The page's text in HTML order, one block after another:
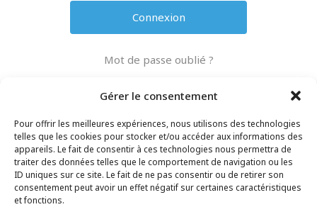
Gérer le consentement
Pour offrir les meilleures expériences, nous utilisons des technologies
telles que les cookies pour stocker et/ou accéder aux informations des
appareils. Le fait de consentir à ces technologies nous permettra de
traiter des données telles que le comportement de navigation ou les
ID uniques sur ce site. Le fait de ne pas consentir ou de retirer son
consentement peut avoir un effet négatif sur certaines caractéristiques
et fonctions.
Mot de passe oublié ?
Mentions légales
Politique de confidentialité